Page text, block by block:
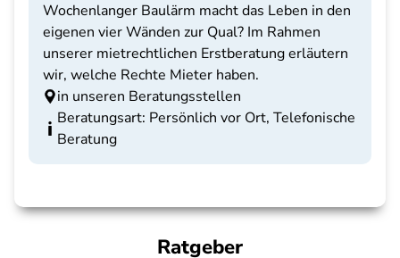
Wochenlanger Baulärm macht das Leben in den
eigenen vier Wänden zur Qual? Im Rahmen
unserer mietrechtlichen Erstberatung erläutern
wir, welche Rechte Mieter haben.
in unseren Beratungsstellen
Beratungsart: Persönlich vor Ort, Telefonische
Beratung
Ratgeber